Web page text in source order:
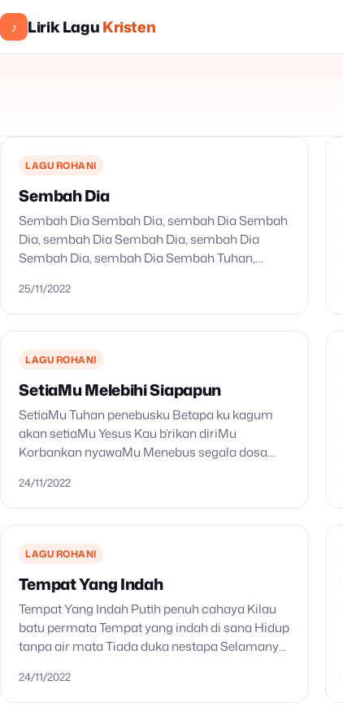
♪ Lirik LaguKristen
LAGU ROHANI
Sembah Dia
Sembah Dia Sembah Dia, sembah Dia Sembah
Dia, sembah Dia Sembah Dia, sembah Dia
Sembah Dia, sembah Dia Sembah Tuhan,
Dia, sembah Dia Sembah Dia, sembah…
25/11/2022
LAGU ROHANI
SetiaMu Melebihi Siapapun
SetiaMu Tuhan penebusku Betapa ku kagum
akan setiaMu Yesus Kau b’rikan diriMu
Korbankan nyawaMu Menebus segala dosa
Persembahkan pujian hormat kemuliaan
SetiaMu melebihi siapapun SetiaMu di…
24/11/2022
LAGU ROHANI
Tempat Yang Indah
Tempat Yang Indah Putih penuh cahaya Kilau
batu permata Tempat yang indah di sana Hidup
tanpa air mata Tiada duka nestapa Selamanya
tahtaNya Nyanyikan pujian…
24/11/2022